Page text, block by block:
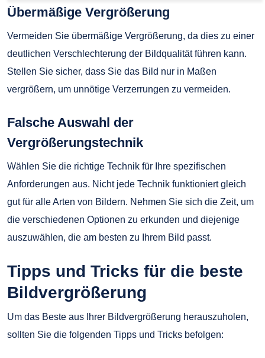
Übermäßige Vergrößerung
Vermeiden Sie übermäßige Vergrößerung, da dies zu einer
deutlichen Verschlechterung der Bildqualität führen kann.
Stellen Sie sicher, dass Sie das Bild nur in Maßen
vergrößern, um unnötige Verzerrungen zu vermeiden.
Falsche Auswahl der
Vergrößerungstechnik
Wählen Sie die richtige Technik für Ihre spezifischen
Anforderungen aus. Nicht jede Technik funktioniert gleich
gut für alle Arten von Bildern. Nehmen Sie sich die Zeit, um
die verschiedenen Optionen zu erkunden und diejenige
auszuwählen, die am besten zu Ihrem Bild passt.
Tipps und Tricks für die beste
Bildvergrößerung
Um das Beste aus Ihrer Bildvergrößerung herauszuholen,
sollten Sie die folgenden Tipps und Tricks befolgen: